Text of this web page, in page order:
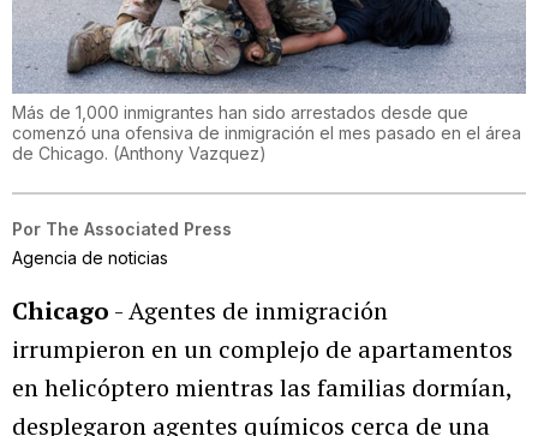
Más de 1,000 inmigrantes han sido arrestados desde que
comenzó una ofensiva de inmigración el mes pasado en el área
de Chicago. (Anthony Vazquez)
Por The Associated Press
Agencia de noticias
Chicago - Agentes de inmigración
irrumpieron en un complejo de apartamentos
en helicóptero mientras las familias dormían,
desplegaron agentes químicos cerca de una